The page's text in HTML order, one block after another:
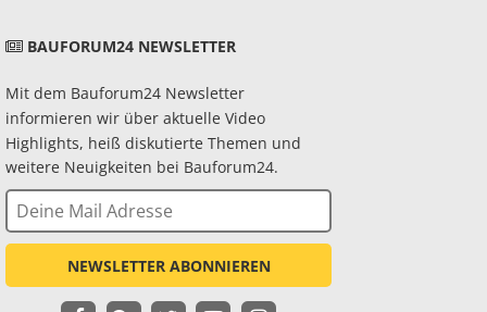
BAUFORUM24 NEWSLETTER
Mit dem Bauforum24 Newsletter
informieren wir über aktuelle Video
Highlights, heiß diskutierte Themen und
weitere Neuigkeiten bei Bauforum24.
NEWSLETTER ABONNIEREN